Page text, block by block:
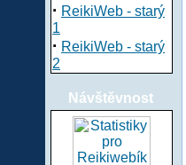
· ReikiWeb - starý
1
· ReikiWeb - starý
2
Návštěvnost